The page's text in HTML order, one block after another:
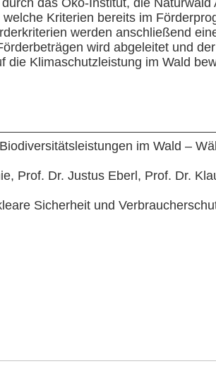
Kriterien bereits im
werden anschließend
wird abgeleitet und
die Klimaschutzleistung im Wald
im Wald –
Prof. Dr. Justus Eberl, Prof. Dr.
Sicherheit und